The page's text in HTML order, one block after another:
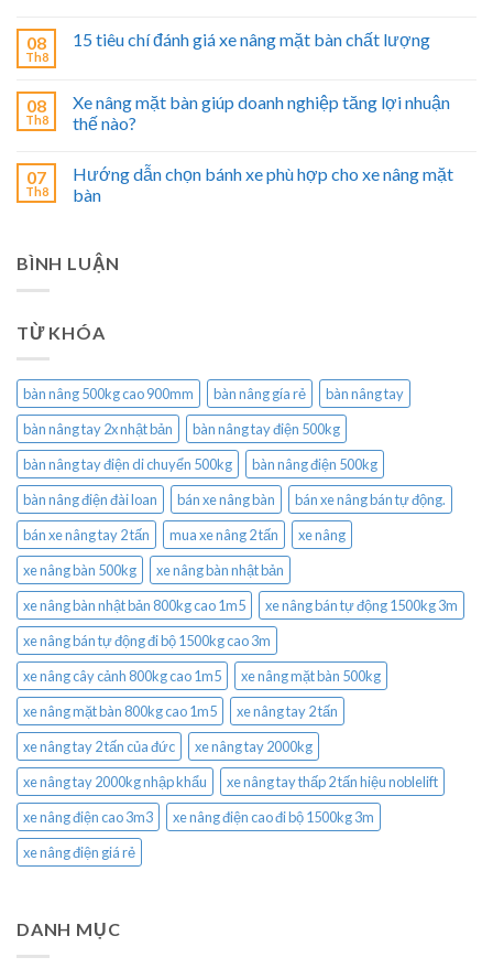
08
Th8
15 tiêu chí đánh giá xe nâng mặt bàn chất lượng
08
Th8
Xe nâng mặt bàn giúp doanh nghiệp tăng lợi nhuận
thế nào?
07
Th8
Hướng dẫn chọn bánh xe phù hợp cho xe nâng mặt
bàn
BÌNH LUẬN
TỪ KHÓA
bàn nâng 500kg cao 900mm bàn nâng gía rẻ
bàn nâng tay
bàn nâng tay 2x nhật bản
bàn nâng tay điện 500kg
bàn nâng tay điện di chuyển 500kg
bàn nâng điện 500kg
bàn nâng điện đài loan
bán xe nâng bàn
bán xe nâng bán tự động.
bán xe nâng tay 2 tấn
mua xe nâng 2 tấn
xe nâng
xe nâng bàn 500kg
xe nâng bàn nhật bản
xe nâng bàn nhật bản 800kg cao 1m5
xe nâng bán tự động 1500kg 3m
xe nâng bán tự động đi bộ 1500kg cao 3m
xe nâng cây cảnh 800kg cao 1m5
xe nâng mặt bàn 500kg
xe nâng mặt bàn 800kg cao 1m5
xe nâng tay 2 tấn
xe nâng tay 2 tấn của đức
xe nâng tay 2000kg
xe nâng tay 2000kg nhập khẩu
xe nâng tay thấp 2 tấn hiệu noblelift
xe nâng điện cao 3m3
xe nâng điện cao đi bộ 1500kg 3m
xe nâng điện giá rẻ
DANH MỤC